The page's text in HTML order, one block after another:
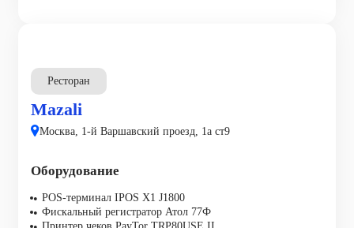
Ресторан
Mazali
Москва, 1-й Варшавский проезд, 1а ст9
Оборудование
POS-терминал IPOS X1 J1800
Фискальный регистратор Атол 77Ф